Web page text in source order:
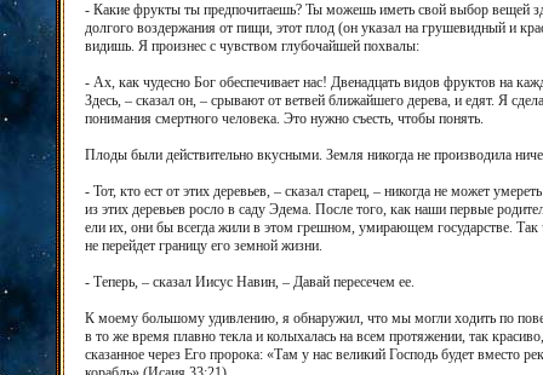
- Какие фрукты ты предпочитаешь? Ты можешь иметь свой выбор вещей
долгого воздержания от пищи, этот плод (он указал на грушевидный и
видишь. Я произнес с чувством глубочайшей похвалы:
- Ах, как чудесно Бог обеспечивает нас! Двенадцать видов фруктов на
Здесь, – сказал он, – срывают от ветвей ближайшего дерева, и едят. Я
понимания смертного человека. Это нужно съесть, чтобы понять.
Плоды были действительно вкусными. Земля никогда не производила
- Тот, кто ест от этих деревьев, – сказал старец, – никогда не может
из этих деревьев росло в саду Эдема. После того, как наши первые
ели их, они бы всегда жили в этом грешном, умирающем государстве. Так
не перейдет границу его земной жизни.
- Теперь, – сказал Иисус Навин, – Давай пересечем ее.
К моему большому удивлению, я обнаружил, что мы могли ходить по
в то же время плавно текла и колыхалась на всем протяжении, так
сказанное через Его пророка: «Там у нас великий Господь будет вместо